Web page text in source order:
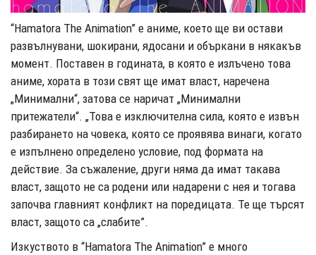
“Hamatora The Animation” е аниме, което ще ви остави
развълнувани, шокирани, ядосани и объркани в някакъв
момент. Поставен в годината, в която е излъчено това
аниме, хората в този свят ще имат власт, наречена
„Минимални“, затова се наричат ​​„Минимални
притежатели“. „Това е изключителна сила, която е извън
разбирането на човека, която се проявява винаги, когато
е изпълнено определено условие, под формата на
действие. За съжаление, други няма да имат такава
власт, защото не са родени или надарени с нея и тогава
започва главният конфликт на поредицата. Те ще търсят
власт, защото са „слабите”.
Изкуството в “Hamatora The Animation” е много